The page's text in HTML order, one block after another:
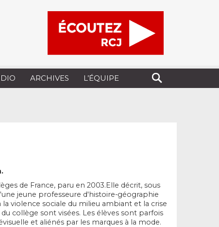
ARCHIVES L’ÉQUIPE
de France, paru en 2003.Elle décrit, sous
jeune professeure d'histoire-géographie
violence sociale du milieu ambiant et la crise
collège sont visées. Les élèves sont parfois
et aliénés par les marques à la mode.